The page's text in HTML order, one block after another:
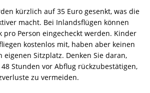
kürzlich auf 35 Euro gesenkt, was die
macht. Bei Inlandsflügen können
pro Person eingecheckt werden. Kinder
kostenlos mit, haben aber keinen
Sitzplatz. Denken Sie daran,
Stunden vor Abflug rückzubestätigen,
zu vermeiden.